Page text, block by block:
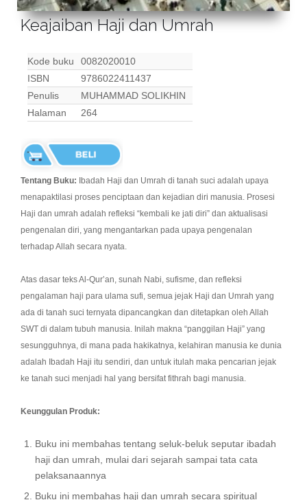
Keajaiban Haji dan Umrah
Kode buku
0082020010
ISBN
9786022411437
Penulis
MUHAMMAD SOLIKHIN
Halaman
264
Tentang Buku: Ibadah Haji dan Umrah di tanah suci adalah upaya
menapaktilasi proses penciptaan dan kejadian diri manusia. Prosesi
Haji dan umrah adalah refleksi “kembali ke jati diri” dan aktualisasi
pengenalan diri, yang mengantarkan pada upaya pengenalan
terhadap Allah secara nyata.
Atas dasar teks Al-Qur’an, sunah Nabi, sufisme, dan refleksi
pengalaman haji para ulama sufi, semua jejak Haji dan Umrah yang
ada di tanah suci ternyata dipancangkan dan ditetapkan oleh Allah
SWT di dalam tubuh manusia. Inilah makna “panggilan Haji” yang
sesungguhnya, di mana pada hakikatnya, kelahiran manusia ke dunia
adalah Ibadah Haji itu sendiri, dan untuk itulah maka pencarian jejak
ke tanah suci menjadi hal yang bersifat fithrah bagi manusia.
Keunggulan Produk:
Buku ini membahas tentang seluk-beluk seputar ibadah
haji dan umrah, mulai dari sejarah sampai tata cata
pelaksanaannya
Buku ini membahas haji dan umrah secara spiritual